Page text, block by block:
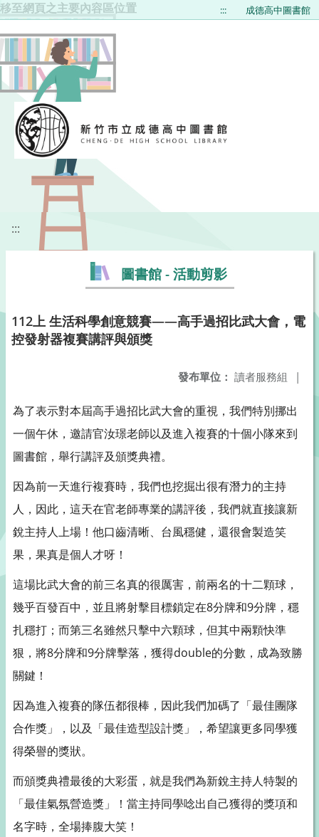
移至網頁之主要內容區位置 ::: 成德高中圖書館
:::
圖書館 - 活動剪影
112上 生活科學創意競賽——高手過招比武大會，電
控發射器複賽講評與頒獎
發布單位： 讀者服務組 |
為了表示對本屆高手過招比武大會的重視，我們特別挪出
一個午休，邀請官汝璟老師以及進入複賽的十個小隊來到
圖書館，舉行講評及頒獎典禮。
因為前一天進行複賽時，我們也挖掘出很有潛力的主持
人，因此，這天在官老師專業的講評後，我們就直接讓新
銳主持人上場！他口齒清晰、台風穩健，還很會製造笑
果，果真是個人才呀！
這場比武大會的前三名真的很厲害，前兩名的十二顆球，
幾乎百發百中，並且將射擊目標鎖定在8分牌和9分牌，穩
扎穩打；而第三名雖然只擊中六顆球，但其中兩顆快準
狠，將8分牌和9分牌擊落，獲得double的分數，成為致勝
關鍵！
因為進入複賽的隊伍都很棒，因此我們加碼了「最佳團隊
合作獎」，以及「最佳造型設計獎」，希望讓更多同學獲
得榮譽的獎狀。
而頒獎典禮最後的大彩蛋，就是我們為新銳主持人特製的
「最佳氣氛營造獎」！當主持同學唸出自己獲得的獎項和
名字時，全場捧腹大笑！